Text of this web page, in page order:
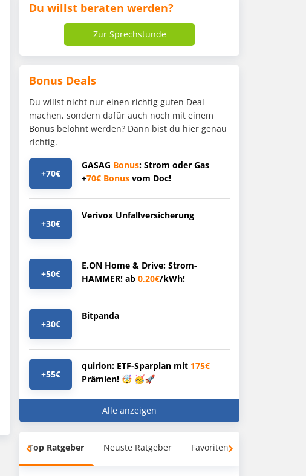
Du willst beraten werden?
Zur Sprechstunde
Bonus Deals
Du willst nicht nur einen richtig guten Deal
machen, sondern dafür auch noch mit einem
Bonus belohnt werden? Dann bist du hier genau
richtig.
+70€
GASAG Bonus: Strom oder Gas
+70€ Bonus vom Doc!
+30€
Verivox Unfallversicherung
+50€
E.ON Home & Drive: Strom-
HAMMER! ab 0,20€/kWh!
+30€
Bitpanda
+55€
quirion: ETF-Sparplan mit 175€
Prämien! 🤯 🥳🚀
Alle anzeigen
Top Ratgeber Neuste Ratgeber Favoriten